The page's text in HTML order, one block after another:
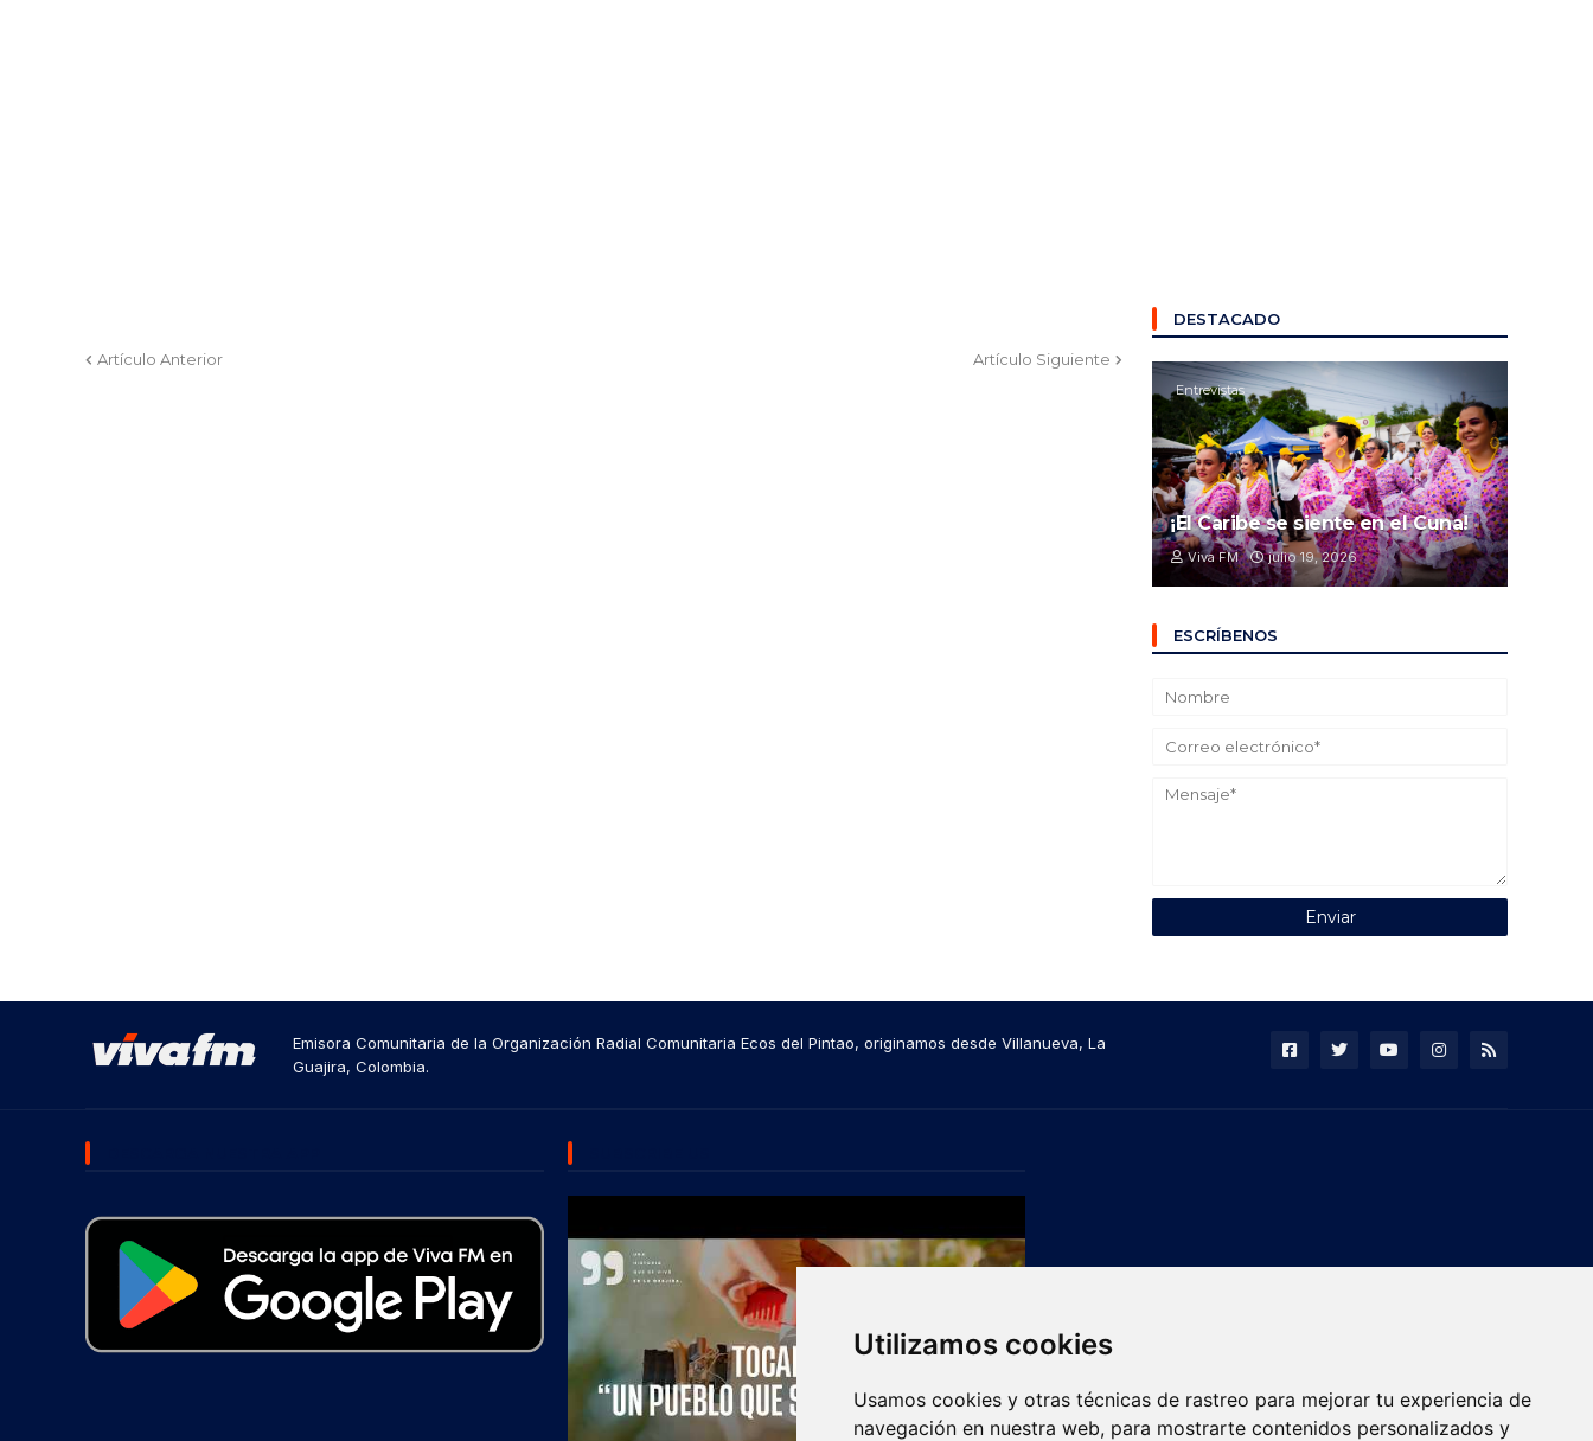
Utilizamos cookies
Usamos cookies y otras técnicas de rastreo para mejorar tu experiencia de
navegación en nuestra web, para mostrarte contenidos personalizados y
Artículo Anterior Artículo Siguiente
DESTACADO
Entrevistas
¡El Caribe se siente en el Cuna!
Viva FM julio 19, 2026
ESCRÍBENOS
Emisora Comunitaria de la Organización Radial Comunitaria Ecos del Pintao, originamos desde Villanueva, La
Guajira, Colombia.